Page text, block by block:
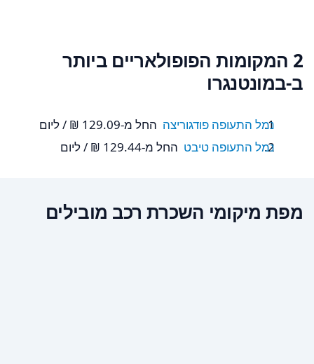
2 המקומות הפופולאריים ביותר
ב-במונטנגרו
נמל התעופה פודגוריצה החל מ-‏129.09 ‏₪ / ליום
נמל התעופה טיבט החל מ-‏129.44 ‏₪ / ליום
מפת מיקומי השכרת רכב מובילים